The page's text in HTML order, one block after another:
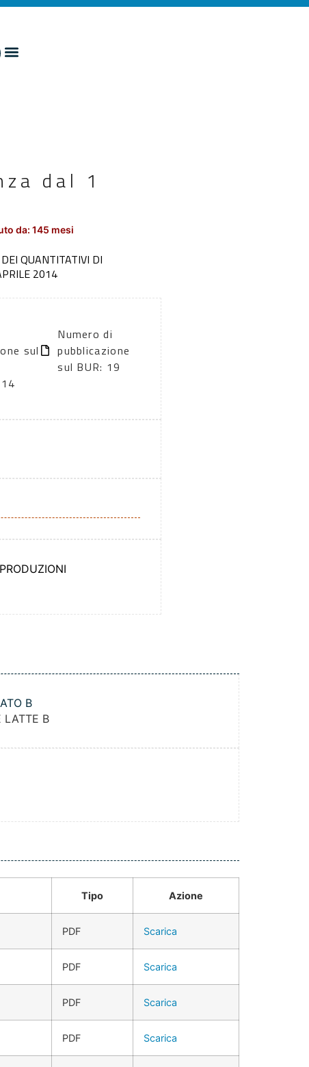
dal 1
da: 145 mesi
QUANTITATIVI DI
2014
sul
Numero di
pubblicazione
sul BUR: 19
B
LATTE B
Tipo Azione
PDF Scarica
PDF Scarica
PDF Scarica
PDF Scarica